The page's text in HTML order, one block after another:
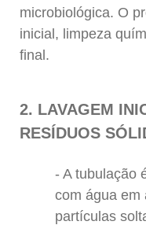
microbiológica. O
inicial, limpeza
final.
2. LAVAGEM
RESÍDUOS
A tubulação
com água em
partículas